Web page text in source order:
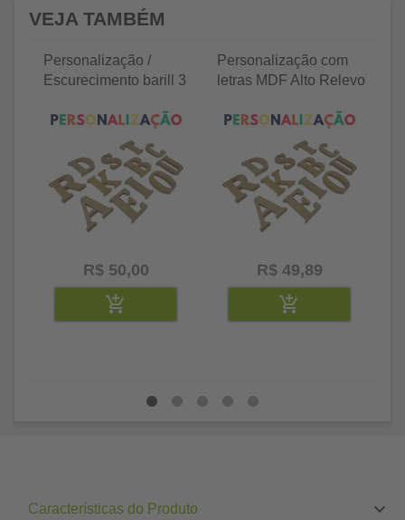
VEJA TAMBÉM
Personalização /
Escurecimento barill 3
R$ 50,00
Personalização com
letras MDF Alto Relevo
R$ 49,89
Características do Produto